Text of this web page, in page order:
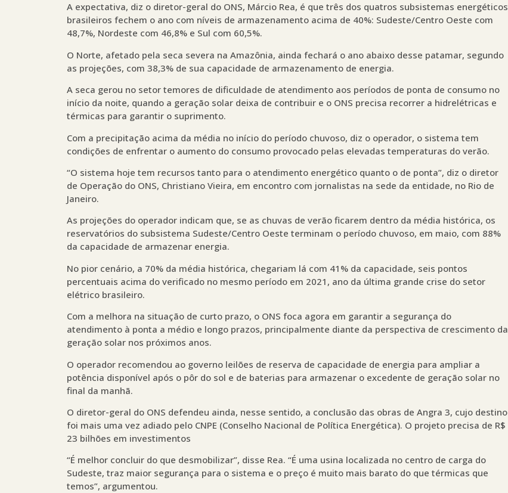
A expectativa, diz o diretor-geral do ONS, Márcio Rea, é que três dos quatros subsistemas energéticos
brasileiros fechem o ano com níveis de armazenamento acima de 40%: Sudeste/Centro Oeste com
48,7%, Nordeste com 46,8% e Sul com 60,5%.
O Norte, afetado pela seca severa na Amazônia, ainda fechará o ano abaixo desse patamar, segundo
as projeções, com 38,3% de sua capacidade de armazenamento de energia.
A seca gerou no setor temores de dificuldade de atendimento aos períodos de ponta de consumo no
início da noite, quando a geração solar deixa de contribuir e o ONS precisa recorrer a hidrelétricas e
térmicas para garantir o suprimento.
Com a precipitação acima da média no início do período chuvoso, diz o operador, o sistema tem
condições de enfrentar o aumento do consumo provocado pelas elevadas temperaturas do verão.
“O sistema hoje tem recursos tanto para o atendimento energético quanto o de ponta”, diz o diretor
de Operação do ONS, Christiano Vieira, em encontro com jornalistas na sede da entidade, no Rio de
Janeiro.
As projeções do operador indicam que, se as chuvas de verão ficarem dentro da média histórica, os
reservatórios do subsistema Sudeste/Centro Oeste terminam o período chuvoso, em maio, com 88%
da capacidade de armazenar energia.
No pior cenário, a 70% da média histórica, chegariam lá com 41% da capacidade, seis pontos
percentuais acima do verificado no mesmo período em 2021, ano da última grande crise do setor
elétrico brasileiro.
Com a melhora na situação de curto prazo, o ONS foca agora em garantir a segurança do
atendimento à ponta a médio e longo prazos, principalmente diante da perspectiva de crescimento da
geração solar nos próximos anos.
O operador recomendou ao governo leilões de reserva de capacidade de energia para ampliar a
potência disponível após o pôr do sol e de baterias para armazenar o excedente de geração solar no
final da manhã.
O diretor-geral do ONS defendeu ainda, nesse sentido, a conclusão das obras de Angra 3, cujo destino
foi mais uma vez adiado pelo CNPE (Conselho Nacional de Política Energética). O projeto precisa de R$
23 bilhões em investimentos
“É melhor concluir do que desmobilizar”, disse Rea. “É uma usina localizada no centro de carga do
Sudeste, traz maior segurança para o sistema e o preço é muito mais barato do que térmicas que
temos”, argumentou.